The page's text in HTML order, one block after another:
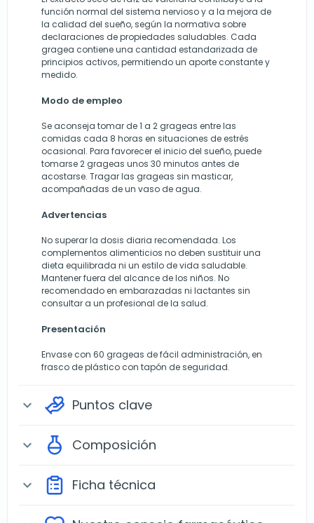
función normal del sistema nervioso y a la mejora de
la calidad del sueño, según la normativa sobre
declaraciones de propiedades saludables. Cada
gragea contiene una cantidad estandarizada de
principios activos, permitiendo un aporte constante y
medido.
Modo de empleo
Se aconseja tomar de 1 a 2 grageas entre las
comidas cada 8 horas en situaciones de estrés
ocasional. Para favorecer el inicio del sueño, puede
tomarse 2 grageas unos 30 minutos antes de
acostarse. Tragar las grageas sin masticar,
acompañadas de un vaso de agua.
Advertencias
No superar la dosis diaria recomendada. Los
complementos alimenticios no deben sustituir una
dieta equilibrada ni un estilo de vida saludable.
Mantener fuera del alcance de los niños. No
recomendado en embarazadas ni lactantes sin
consultar a un profesional de la salud.
Presentación
Envase con 60 grageas de fácil administración, en
frasco de plástico con tapón de seguridad.
expand_more Puntos clave
expand_more Composición
expand_more Ficha técnica